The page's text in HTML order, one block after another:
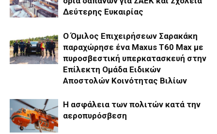
Δεύτερης Ευκαιρίας
Ο Όμιλος Επιχειρήσεων Σαρακάκη
παραχώρησε ένα Maxus T60 Max με
πυροσβεστική υπερκατασκευή στην
Επίλεκτη Ομάδα Ειδικών
Αποστολών Κοινότητας Βιλίων
Η ασφάλεια των πολιτών κατά την
αεροπυρόσβεση